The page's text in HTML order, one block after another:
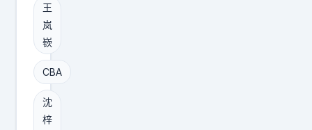
记
者
勇
毅
重
8
公
斤
，
不
赖
，
也
不
用
了
，
据
辽
宁
体
育
王
岚
嵚
CBA
沈
梓